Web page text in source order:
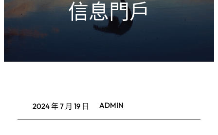
信息門戶
2024 年 7 月 19 日 ADMIN